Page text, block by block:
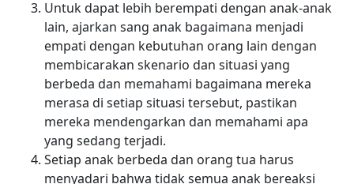
Untuk dapat lebih berempati dengan anak-anak
lain, ajarkan sang anak bagaimana menjadi
empati dengan kebutuhan orang lain dengan
membicarakan skenario dan situasi yang
berbeda dan memahami bagaimana mereka
merasa di setiap situasi tersebut, pastikan
mereka mendengarkan dan memahami apa
yang sedang terjadi.
Setiap anak berbeda dan orang tua harus
menyadari bahwa tidak semua anak bereaksi